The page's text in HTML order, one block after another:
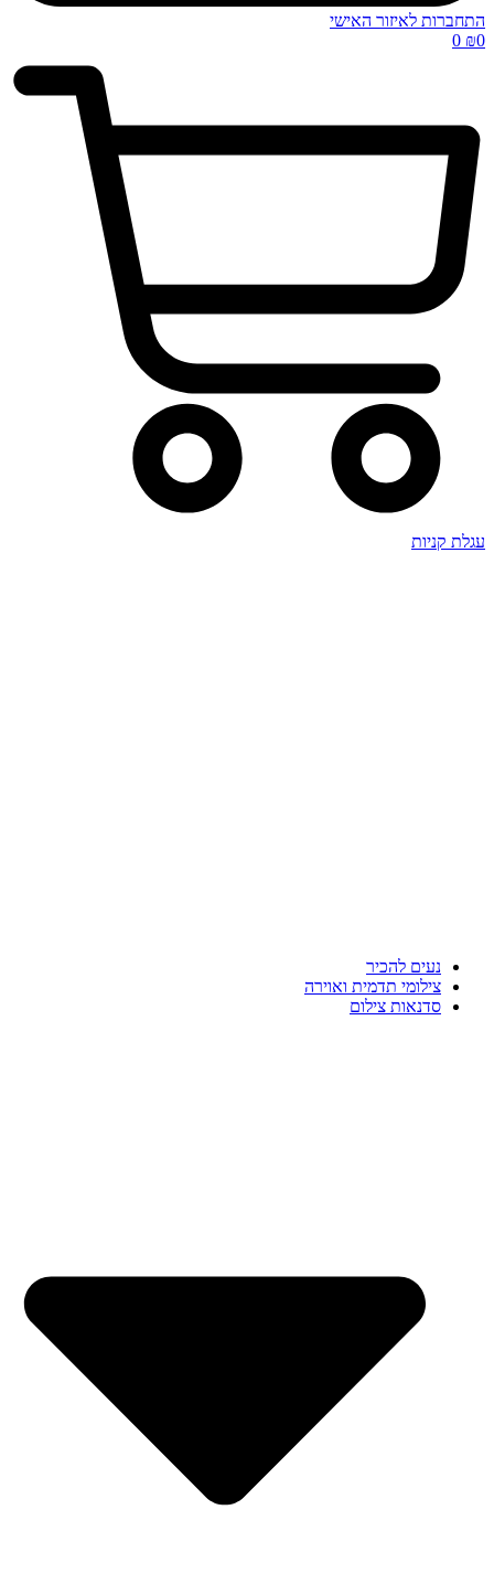
התחברות לאיזור האישי
₪0
0
עגלת קניות
נעים להכיר
צילומי תדמית ואוירה
סדנאות צילום